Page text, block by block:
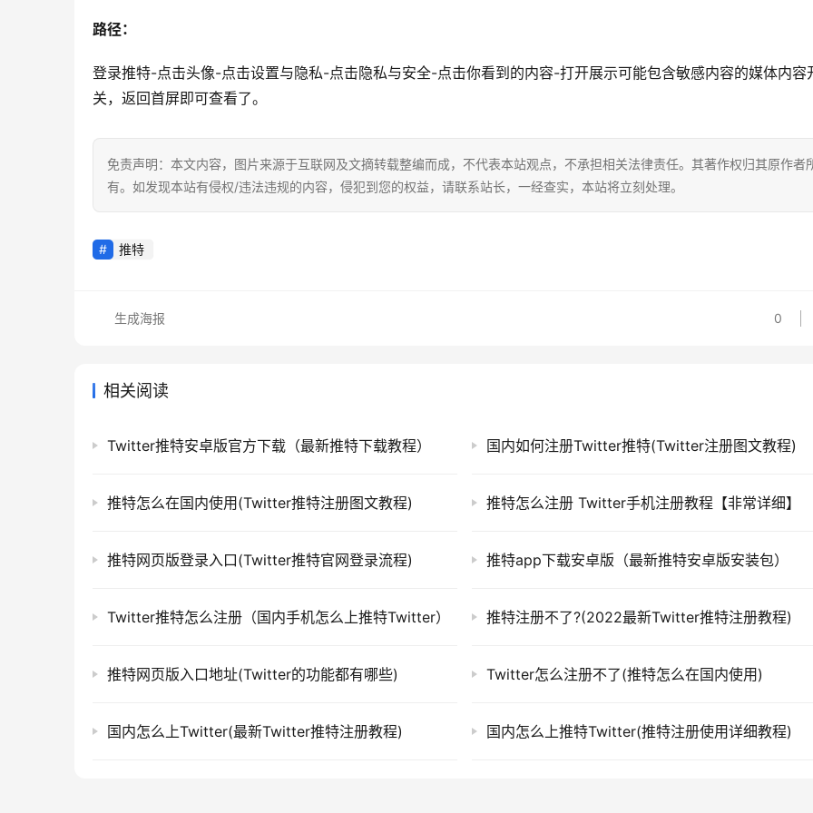
路径：
登录推特-点击头像-点击设置与隐私-点击隐私与安全-点击你看到的内容-打开展示可能包含敏感内容的媒体内容
关，返回首屏即可查看了。
免责声明：本文内容，图片来源于互联网及文摘转载整编而成，不代表本站观点，不承担相关法律责任。其著作权归其原作者
有。如发现本站有侵权/违法违规的内容，侵犯到您的权益，请联系站长，一经查实，本站将立刻处理。
推特
0
生成海报
相关阅读
Twitter推特安卓版官方下载（最新推特下载教程） 国内如何注册Twitter推特(Twitter注册图文教程)
推特怎么在国内使用(Twitter推特注册图文教程) 推特怎么注册 Twitter手机注册教程【非常详细】
推特网页版登录入口(Twitter推特官网登录流程) 推特app下载安卓版（最新推特安卓版安装包）
Twitter推特怎么注册（国内手机怎么上推特Twitter） 推特注册不了?(2022最新Twitter推特注册教程)
推特网页版入口地址(Twitter的功能都有哪些) Twitter怎么注册不了(推特怎么在国内使用)
国内怎么上Twitter(最新Twitter推特注册教程) 国内怎么上推特Twitter(推特注册使用详细教程)